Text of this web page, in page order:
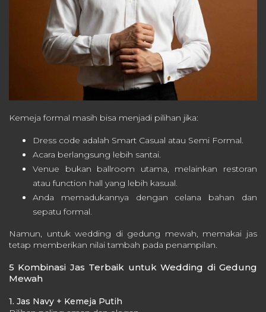
Kemeja formal masih bisa menjadi pilihan jika:
Dress code adalah Smart Casual atau Semi Formal.
Acara berlangsung lebih santai.
Venue bukan ballroom utama, melainkan restoran
atau function hall yang lebih kasual.
Anda memadukannya dengan celana bahan dan
sepatu formal.
Namun, untuk wedding di gedung mewah, memakai jas
tetap memberikan nilai tambah pada penampilan.
5 Kombinasi Jas Terbaik untuk Wedding di Gedung
Mewah
1. Jas Navy + Kemeja Putih